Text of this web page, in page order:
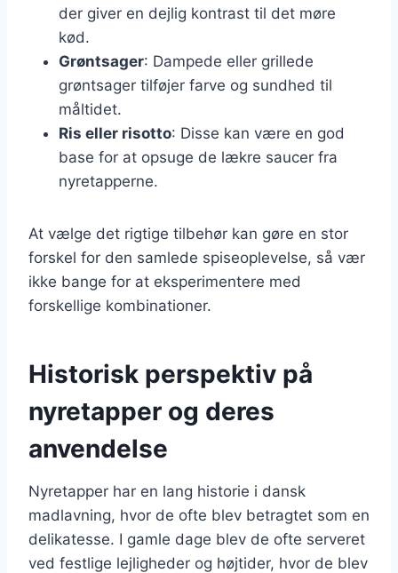
der giver en dejlig kontrast til det møre
kød.
Grøntsager: Dampede eller grillede
grøntsager tilføjer farve og sundhed til
måltidet.
Ris eller risotto: Disse kan være en god
base for at opsuge de lækre saucer fra
nyretapperne.
At vælge det rigtige tilbehør kan gøre en stor
forskel for den samlede spiseoplevelse, så vær
ikke bange for at eksperimentere med
forskellige kombinationer.
Historisk perspektiv på
nyretapper og deres
anvendelse
Nyretapper har en lang historie i dansk
madlavning, hvor de ofte blev betragtet som en
delikatesse. I gamle dage blev de ofte serveret
ved festlige lejligheder og højtider, hvor de blev